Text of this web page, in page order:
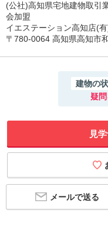
(公社)高知県宅地建物取引
会加盟
イエステーション高知店(
〒780-0064 高知県高知市
建物の
疑問
見
メールで送る